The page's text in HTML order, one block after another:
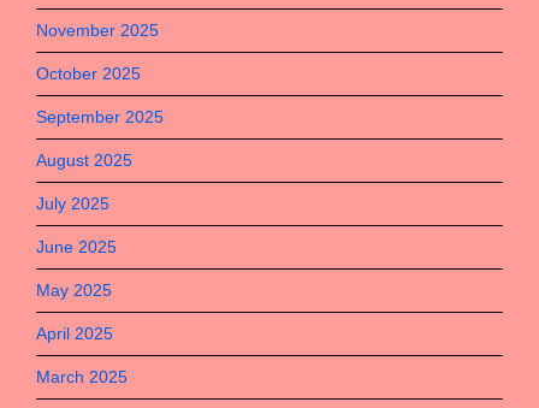
November 2025
October 2025
September 2025
August 2025
July 2025
June 2025
May 2025
April 2025
March 2025